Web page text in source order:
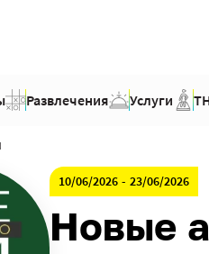
Развлечения Услуги
10/06/2026 - 23/06/2026
Новые